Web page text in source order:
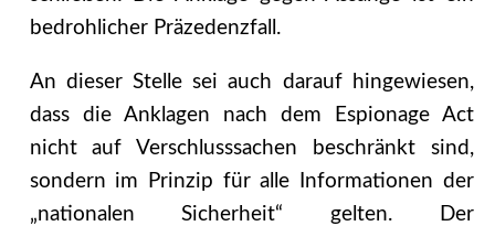
bedrohlicher Präzedenzfall.
An dieser Stelle sei auch darauf hingewiesen,
dass die Anklagen nach dem Espionage Act
nicht auf Verschlusssachen beschränkt sind,
sondern im Prinzip für alle Informationen der
„nationalen Sicherheit“ gelten. Der